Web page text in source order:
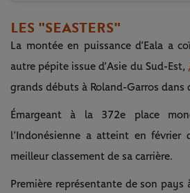
LES "SEASTERS"
La montée en puissance d’Eala a
autre pépite issue d’Asie du Sud-Est,
grands débuts à Roland-Garros dans
Émargeant à la 372e place
l’Indonésienne a atteint en février
meilleur classement de sa carrière.
Première représentante de son pays